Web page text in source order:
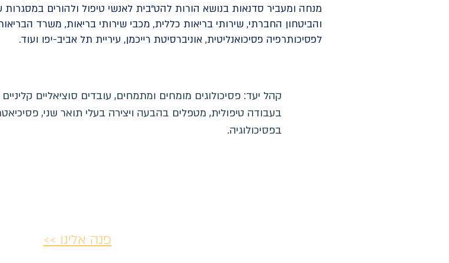
מנחה ומעביר סדנאות בנושא הורות להט"בית לאנשי טיפול ולהורים במסגרות
והביטחון החברתי, שירותי בריאות כללית, מכבי שירותי בריאות, משרד
לפסיכותרפיה פסיכואנליטית, אוניברסיטת רייכמן, עיריית תל אביב-יפו ועוד.
קהל יעד: פסיכולוגים מומחים ומתמחים, עובדים סוציאליים
בעבודה טיפולית, מטפלים בהבעה ויצירה בעלי תואר שני,
בפסיכולוגיה.
פנה אלינו >>